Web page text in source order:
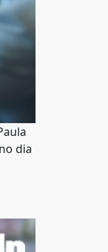
dia